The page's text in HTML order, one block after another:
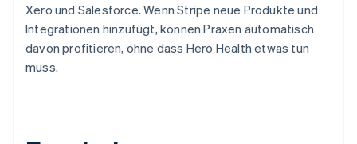
Xero und Salesforce. Wenn Stripe neue Produkte und
Integrationen hinzufügt, können Praxen automatisch
davon profitieren, ohne dass Hero Health etwas tun
muss.